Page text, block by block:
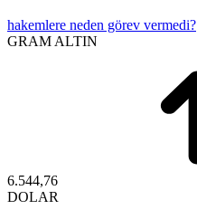
hakemlere neden görev vermedi?
GRAM ALTIN
6.544,76
DOLAR